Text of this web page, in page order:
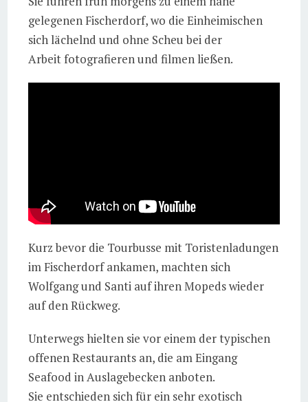
gelegenen Fischerdorf, wo die Einheimischen
sich lächelnd und ohne Scheu bei der
Arbeit fotografieren und filmen ließen.
Kurz bevor die Tourbusse mit Toristenladungen
im Fischerdorf ankamen, machten sich
Wolfgang und Santi auf ihren Mopeds wieder
auf den Rückweg.
Unterwegs hielten sie vor einem der typischen
offenen Restaurants an, die am Eingang
Seafood in Auslagebecken anboten.
Sie entschieden sich für ein sehr exotisch